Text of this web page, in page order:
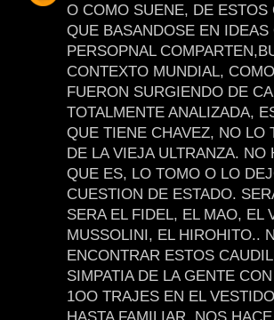
O COMO SUENE, DE
QUE BASANDOSE EN
PERSOPNAL
CONTEXTO MUNDIAL,
FUERON SURGIENDO DE
TOTALMENTE ANALIZADA,
QUE TIENE CHAVEZ, NO LO
DE LA VIEJA ULTRANZA. NO
QUE ES, LO TOMO O LO
CUESTION DE ESTADO.
SERA EL FIDEL, EL MAO, EL
MUSSOLINI, EL HIROHITO..
ENCONTRAR ESTOS
SIMPATIA DE LA GENTE
1OO TRAJES EN EL